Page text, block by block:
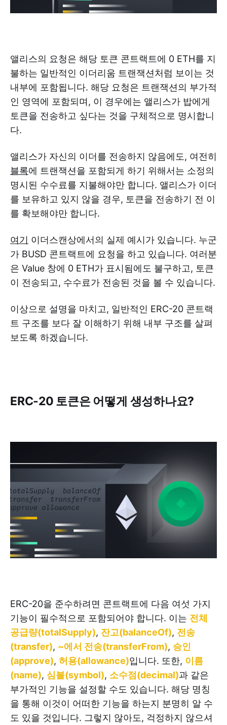
앨리스의 요청은 해당 토큰 콘트랙트에 0 ETH를 지
불하는 일반적인 이더리움 트랜잭션처럼 보이는 것
내부에 포함됩니다. 해당 요청은 트랜잭션의 부가적
인 영역에 포함되며, 이 경우에는 앨리스가 밥에게
토큰을 전송하고 싶다는 것을 구체적으로 명시합니
다.
앨리스가 자신의 이더를 전송하지 않음에도, 여전히
블록에 트랜잭션을 포함되게 하기 위해서는 소정의
명시된 수수료를 지불해야만 합니다. 앨리스가 이더
를 보유하고 있지 않을 경우, 토큰을 전송하기 전 이
를 확보해야만 합니다.
여기 이더스캔상에서의 실제 예시가 있습니다. 누군
가 BUSD 콘트랙트에 요청을 하고 있습니다. 여러분
은 Value 창에 0 ETH가 표시됨에도 불구하고, 토큰
이 전송되고, 수수료가 전송된 것을 볼 수 있습니다.
이상으로 설명을 마치고, 일반적인 ERC-20 콘트랙
트 구조를 보다 잘 이해하기 위해 내부 구조를 살펴
보도록 하겠습니다.
ERC-20 토큰은 어떻게 생성하나요?
ERC-20을 준수하려면 콘트랙트에 다음 여섯 가지
기능이 필수적으로 포함되어야 합니다. 이는 전체
공급량(totalSupply), 잔고(balanceOf), 전송
(transfer), ~에서 전송(transferFrom), 승인
(approve), 허용(allowance)입니다. 또한, 이름
(name), 심볼(symbol), 소수점(decimal)과 같은
부가적인 기능을 설정할 수도 있습니다. 해당 명칭
을 통해 이것이 어떠한 기능을 하는지 분명히 알 수
도 있을 것입니다. 그렇지 않아도, 걱정하지 않으셔